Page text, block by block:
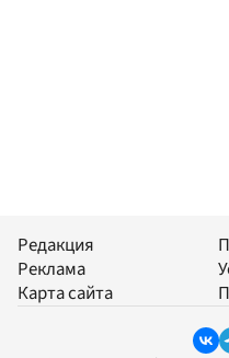
Редакция
Реклама
Карта сайта